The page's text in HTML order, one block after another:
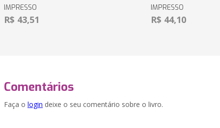
IMPRESSO
R$ 43,51
IMPRESSO
R$ 44,10
Comentários
Faça o login deixe o seu comentário sobre o livro.